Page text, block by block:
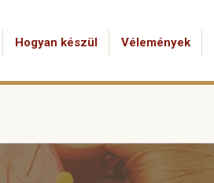
Hogyan készül Vélemények